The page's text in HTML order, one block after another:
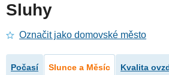
Sluhy
Označit jako domovské město
Počasí Slunce a Měsíc Kvalita